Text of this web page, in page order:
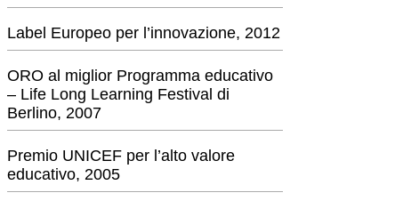
Label Europeo per l’innovazione, 2012
ORO al miglior Programma educativo
– Life Long Learning Festival di
Berlino, 2007
Premio UNICEF per l’alto valore
educativo, 2005